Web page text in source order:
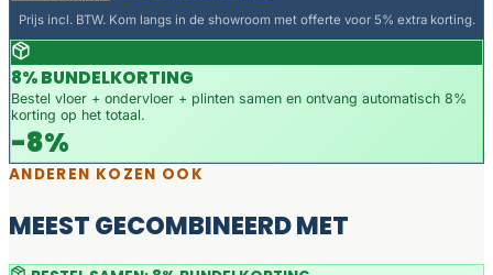
Prijs incl. BTW. Kom langs in de showroom met offerte voor 5% extra korting.
8% BUNDELKORTING
Bestel vloer + ondervloer + plinten samen en ontvang automatisch 8%
korting op het totaal.
-8%
ANDEREN KOZEN OOK
MEEST GECOMBINEERD MET